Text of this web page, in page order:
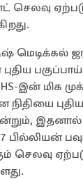
செலவு
மெடிக்கல்
இன் மிக
என்றும்,
பில்லியன்
செலவு